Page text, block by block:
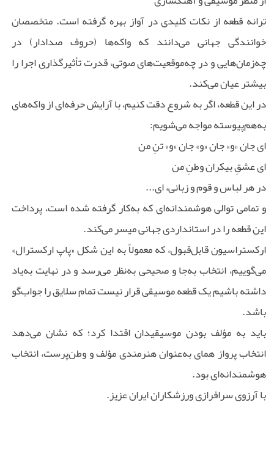
ترانه قطعه از نکات کلیدی در آواز بهره گرفته است. متخصصان
خوانندگی جهانی می‌دانند که واکه‌ها (حروف صدادار) در
چه‌زمان‌هایی و در چه‌موقعیت‌های صوتی، قدرت تأثیرگذاری اجرا را
بیشتر عیان می‌کند.
در این قطعه، اگر به شروع دقت کنیم، با آرایش حرفه‌ای از واکه‌های
به‌هم‌پیوسته مواجه می‌شویم:
ای جان «و» جان «و» جان «و» تنِ من
ای عشقِ بیکران وطنِ من
در هر لباس و قوم و زبانی، ای...
و تمامی توالی هوشمندانه‌ای که به‌کار گرفته شده است، پرداخت
این قطعه را در استانداردی جهانی میسر می‌کند.
ارکستراسیون قابل‌قبول، که معمولاً به این شکل «پاپ ارکسترال»
می‌گوییم، انتخاب به‌جا و صحیحی به‌نظر می‌رسد و در نهایت به‌یاد
داشته باشیم یک قطعه موسیقی قرار نیست تمام سلایق را جواب‌گو
باشد.
باید به مؤلف بودن موسیقیدان اقتدا کرد؛ که نشان می‌دهد
انتخاب پرواز همای به‌عنوان هنرمندی مؤلف و وطن‌پرست، انتخاب
هوشمندانه‌ای بود.
با آرزوی سرافرازی ورزشکاران ایران عزیز.